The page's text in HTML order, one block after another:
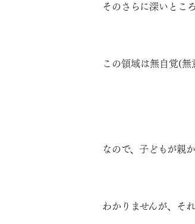
そのさらに深いとこ
この領域は無自覚(無
なので、子どもが親
わかりませんが、そ